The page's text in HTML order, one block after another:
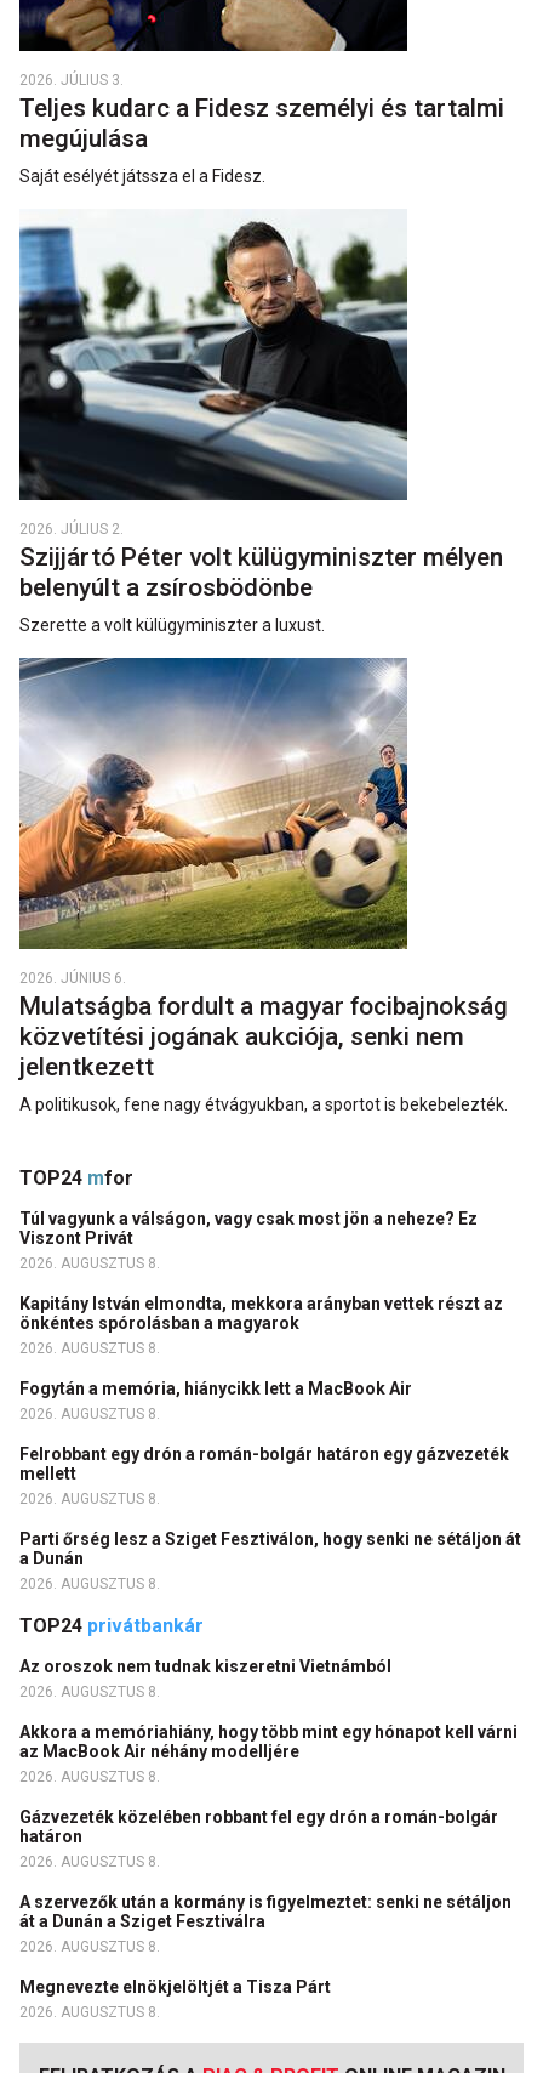
2026. JÚLIUS 3.
Teljes kudarc a Fidesz személyi és tartalmi
megújulása
Saját esélyét játssza el a Fidesz.
2026. JÚLIUS 2.
Szijjártó Péter volt külügyminiszter mélyen
belenyúlt a zsírosbödönbe
Szerette a volt külügyminiszter a luxust.
2026. JÚNIUS 6.
Mulatságba fordult a magyar focibajnokság
közvetítési jogának aukciója, senki nem
jelentkezett
A politikusok, fene nagy étvágyukban, a sportot is bekebelezték.
TOP24 mfor
Túl vagyunk a válságon, vagy csak most jön a neheze? Ez
Viszont Privát
2026. AUGUSZTUS 8.
Kapitány István elmondta, mekkora arányban vettek részt az
önkéntes spórolásban a magyarok
2026. AUGUSZTUS 8.
Fogytán a memória, hiánycikk lett a MacBook Air
2026. AUGUSZTUS 8.
Felrobbant egy drón a román-bolgár határon egy gázvezeték
mellett
2026. AUGUSZTUS 8.
Parti őrség lesz a Sziget Fesztiválon, hogy senki ne sétáljon át
a Dunán
2026. AUGUSZTUS 8.
TOP24 privátbankár
Az oroszok nem tudnak kiszeretni Vietnámból
2026. AUGUSZTUS 8.
Akkora a memóriahiány, hogy több mint egy hónapot kell várni
az MacBook Air néhány modelljére
2026. AUGUSZTUS 8.
Gázvezeték közelében robbant fel egy drón a román-bolgár
határon
2026. AUGUSZTUS 8.
A szervezők után a kormány is figyelmeztet: senki ne sétáljon
át a Dunán a Sziget Fesztiválra
2026. AUGUSZTUS 8.
Megnevezte elnökjelöltjét a Tisza Párt
2026. AUGUSZTUS 8.